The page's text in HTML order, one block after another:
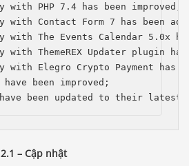
PHP 7.4 has been improved;
Contact Form 7 has been
The Events Calendar 5.0x
ThemeREX Updater plugin has
Elegro Crypto Payment has
been improved;
been updated to their latest
– Cập nhật